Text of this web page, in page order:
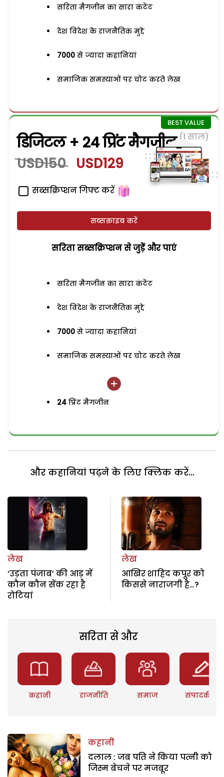
सरिता मैगजीन का सारा कंटेंट
देश विदेश के राजनैतिक मुद्दे
7000 से ज्यादा कहानियां
समाजिक समस्याओं पर चोट करते लेख
डिजिटल + 24 प्रिंट मैगजीन (1 साल)
USD150 USD129
सब्सक्रिप्शन गिफ्ट करें
सब्सक्राइब करें
सरिता सब्सक्रिप्शन से जुड़ेें और पाएं
सरिता मैगजीन का सारा कंटेंट
देश विदेश के राजनैतिक मुद्दे
7000 से ज्यादा कहानियां
समाजिक समस्याओं पर चोट करते लेख
24 प्रिंट मैगजीन
और कहानियां पढ़ने के लिए क्लिक करें...
लेख
‘उड़ता पंजाब’ की आड़ में
कौन कौन सेंक रहा है
रोटियां
लेख
आखिर शाहिद कपूर को
किससे नाराजगी है…?
सरिता से और
कहानी राजनीति समाज संपादकीय
कहानी
दलाल : जब पति ने किया पत्नी को
जिस्म बेचने पर मजबूर